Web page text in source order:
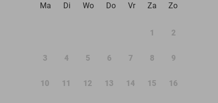
Ma
Di Wo Do Vr Za Zo
1 2
3 4 5 6 7 8 9
10 11 12 13 14 15 16